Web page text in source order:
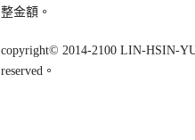
整金額。
copyright© 2014-2100 LIN-HSIN-
reserved。